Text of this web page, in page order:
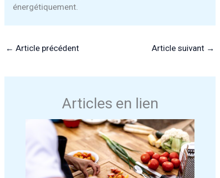
énergétiquement.
← Article précédent Article suivant →
Articles en lien